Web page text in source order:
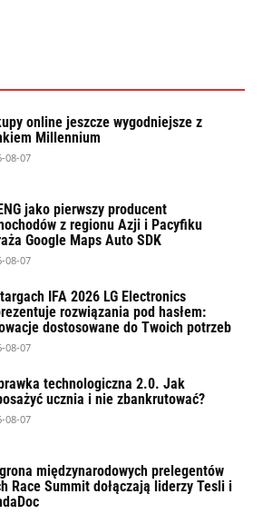
online jeszcze wygodniejsze z
Millennium
08-07
jako pierwszy producent
z regionu Azji i Pacyfiku
Google Maps Auto SDK
08-07
IFA 2026 LG Electronics
rozwiązania pod hasłem:
dostosowane do Twoich potrzeb
08-07
technologiczna 2.0. Jak
ucznia i nie zbankrutować?
08-07
międzynarodowych prelegentów
Race Summit dołączają liderzy Tesli i